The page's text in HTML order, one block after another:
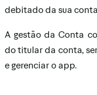
debitado da sua
A gestão da Conta
do titular da conta,
e gerenciar o app.